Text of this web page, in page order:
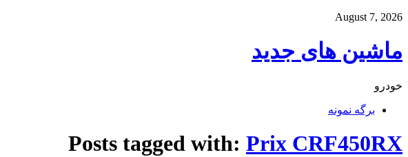
August 7, 2026
ماشین های جدید
خودرو
برگه نمونه
Posts tagged with: Prix CRF450RX